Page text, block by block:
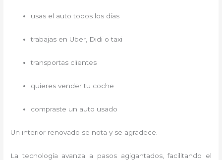
usas el auto todos los días
trabajas en Uber, Didi o taxi
transportas clientes
quieres vender tu coche
compraste un auto usado
Un interior renovado se nota y se agradece.
La tecnología avanza a pasos agigantados, facilitando el